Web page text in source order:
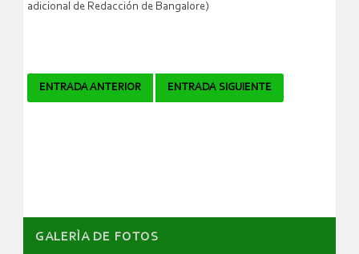
adicional de Redacción de Bangalore)
Navegador
ENTRADA ANTERIOR ENTRADA SIGUIENTE
GALERÌA DE FOTOS